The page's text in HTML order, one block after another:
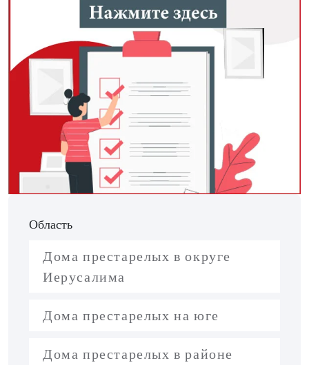
Область
Дома престарелых в округе
Иерусалима
Дома престарелых на юге
Дома престарелых в районе